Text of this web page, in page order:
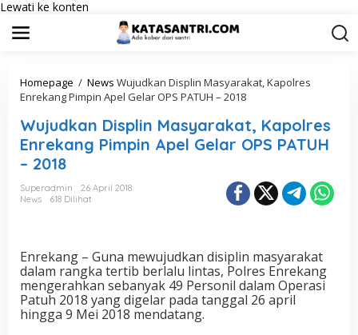
Lewati ke konten
Homepage / News Wujudkan Displin Masyarakat, Kapolres
Enrekang Pimpin Apel Gelar OPS PATUH – 2018
Wujudkan Displin Masyarakat, Kapolres
Enrekang Pimpin Apel Gelar OPS PATUH
– 2018
Superadmin
26 April 2018
News
618 Dilihat
Enrekang – Guna mewujudkan disiplin masyarakat
dalam rangka tertib berlalu lintas, Polres Enrekang
mengerahkan sebanyak 49 Personil dalam Operasi
Patuh 2018 yang digelar pada tanggal 26 april
hingga 9 Mei 2018 mendatang.